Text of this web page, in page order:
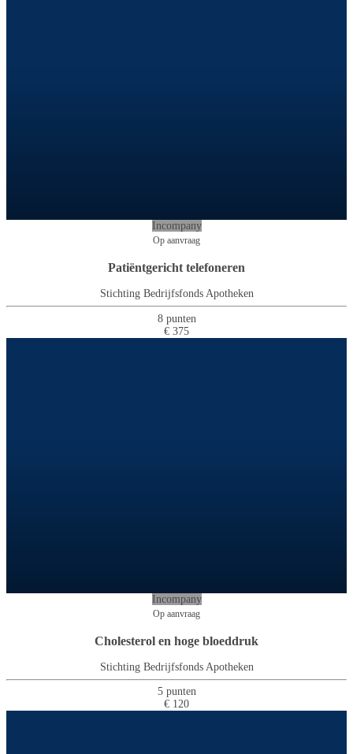
Incompany
Op aanvraag
Patiëntgericht telefoneren
Stichting Bedrijfsfonds Apotheken
8 punten
€ 375
Incompany
Op aanvraag
Cholesterol en hoge bloeddruk
Stichting Bedrijfsfonds Apotheken
5 punten
€ 120